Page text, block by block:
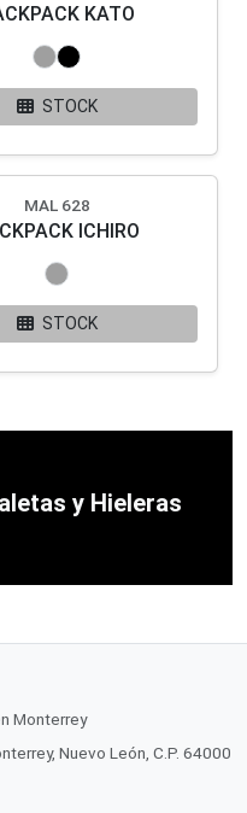
KATO
STOCK
MAL 628
ICHIRO
STOCK
y Hieleras
Monterrey
Nuevo León, C.P. 64000